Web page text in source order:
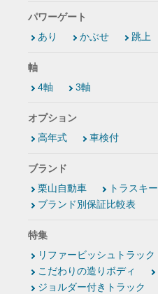
パワーゲート
あり
かぶせ 跳上
軸
4軸
3軸
オプション
高年式
車検付
ブランド
栗山自動車
トラスキー
ブランド別保証比較表
特集
リファービッシュトラック
こだわりの造りボディ
ジョルダー付きトラック